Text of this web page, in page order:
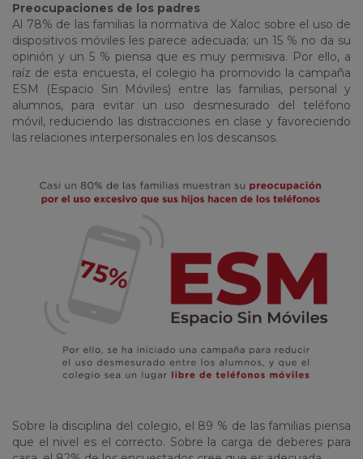
Preocupaciones de los padres
Al 78% de las familias la normativa de Xaloc sobre el uso de
dispositivos móviles les parece adecuada; un 15 % no da su
opinión y un 5 % piensa que es muy permisiva. Por ello, a
raíz de esta encuesta, el colegio ha promovido la campaña
ESM (Espacio Sin Móviles) entre las familias, personal y
alumnos, para evitar un uso desmesurado del teléfono
móvil, reduciendo las distracciones en clase y favoreciendo
las relaciones interpersonales en los descansos.
Sobre la disciplina del colegio, el 89 % de las familias piensa
que el nivel es el correcto. Sobre la carga de deberes para